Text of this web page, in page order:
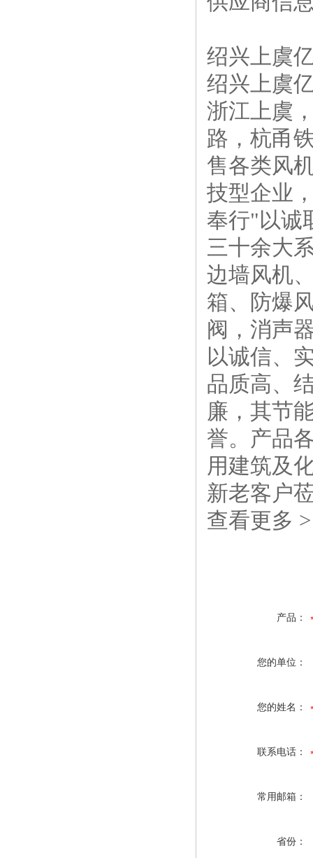
绍兴上虞
绍兴上虞
浙江上虞
路，杭甬
售各类风
技型企业
奉行"以诚
三十余大
边墙风机
箱、防爆
阀，消声
以诚信、
品质高、
廉，其节
誉。产品
用建筑及
新老客户
查看更多 >
产品：
您的单位：
您的姓名：
联系电话：
常用邮箱：
省份：